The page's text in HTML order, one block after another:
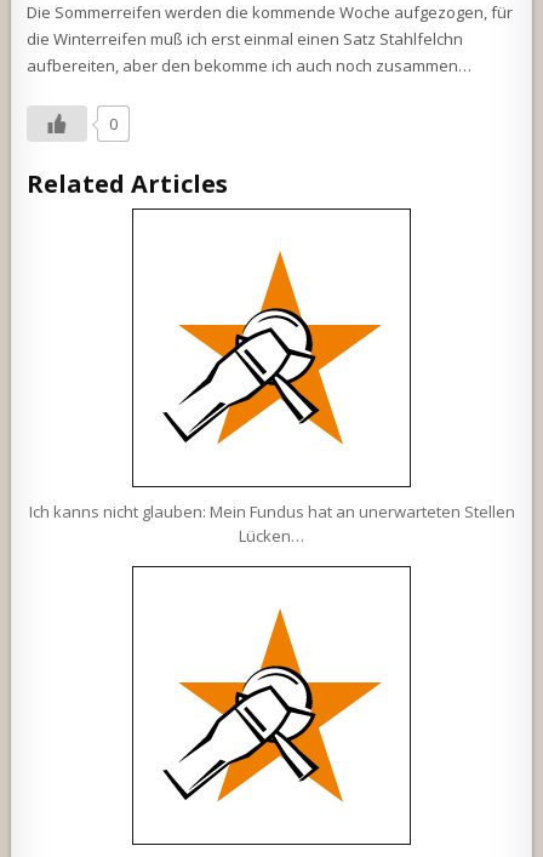
Die Sommerreifen werden die kommende Woche aufgezogen, für
die Winterreifen muß ich erst einmal einen Satz Stahlfelchn
aufbereiten, aber den bekomme ich auch noch zusammen…
0
Related Articles
Ich kanns nicht glauben: Mein Fundus hat an unerwarteten Stellen
Lücken…